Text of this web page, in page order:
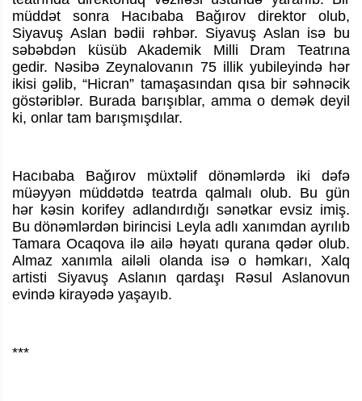
müddət sonra Hacıbaba Bağırov direktor olub,
Siyavuş Aslan bədii rəhbər. Siyavuş Aslan isə bu
səbəbdən küsüb Akademik Milli Dram Teatrına
gedir. Nəsibə Zeynalovanın 75 illik yubileyində hər
ikisi gəlib, “Hicran” tamaşasından qısa bir səhnəcik
göstəriblər. Burada barışıblar, amma o demək deyil
ki, onlar tam barışmışdılar.
Hacıbaba Bağırov müxtəlif dönəmlərdə iki dəfə
müəyyən müddətdə teatrda qalmalı olub. Bu gün
hər kəsin korifey adlandırdığı sənətkar evsiz imiş.
Bu dönəmlərdən birincisi Leyla adlı xanımdan ayrılıb
Tamara Ocaqova ilə ailə həyatı qurana qədər olub.
Almaz xanımla ailəli olanda isə o həmkarı, Xalq
artisti Siyavuş Aslanın qardaşı Rəsul Aslanovun
evində kirayədə yaşayıb.
***